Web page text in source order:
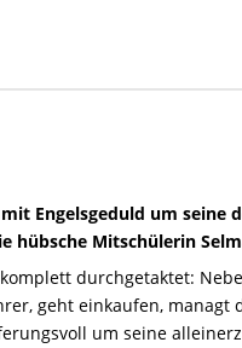
Engelsgeduld um seine
hübsche Mitschülerin
durchgetaktet:
geht einkaufen, managt
um seine